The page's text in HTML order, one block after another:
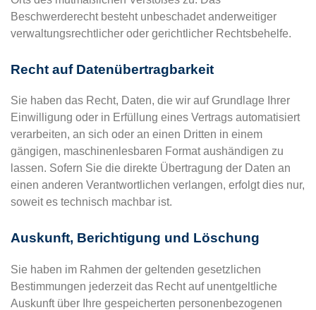
Beschwerderecht besteht unbeschadet anderweitiger
verwaltungsrechtlicher oder gerichtlicher Rechtsbehelfe.
Recht auf Daten­übertrag­barkeit
Sie haben das Recht, Daten, die wir auf Grundlage Ihrer
Einwilligung oder in Erfüllung eines Vertrags automatisiert
verarbeiten, an sich oder an einen Dritten in einem
gängigen, maschinenlesbaren Format aushändigen zu
lassen. Sofern Sie die direkte Übertragung der Daten an
einen anderen Verantwortlichen verlangen, erfolgt dies nur,
soweit es technisch machbar ist.
Auskunft, Berichtigung und Löschung
Sie haben im Rahmen der geltenden gesetzlichen
Bestimmungen jederzeit das Recht auf unentgeltliche
Auskunft über Ihre gespeicherten personenbezogenen